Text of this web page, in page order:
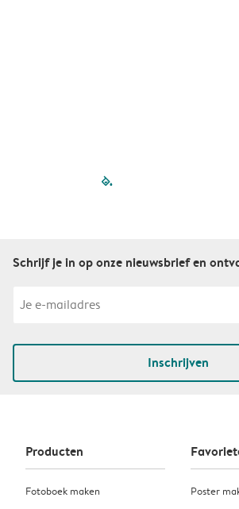
filled-
Schrijf je in op onze nieuwsbrief en
Inschrijven
Producten
Fotoboek maken
Poster